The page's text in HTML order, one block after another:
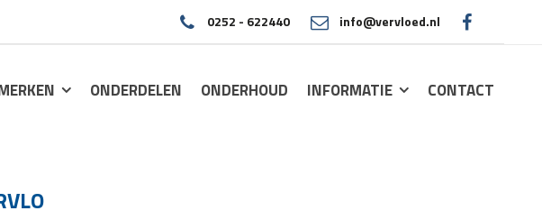
0252 - 622440 info@vervloed.nl
ONDERDELEN ONDERHOUD INFORMATIE CONTACT